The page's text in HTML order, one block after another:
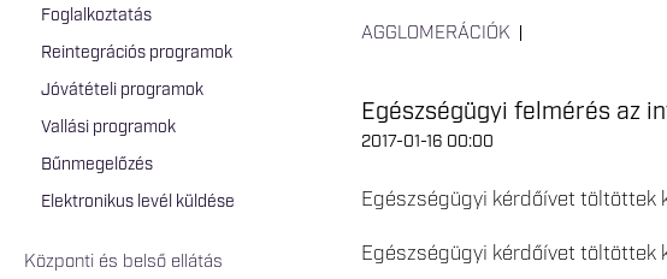
Foglalkoztatás
Reintegrációs programok
Jóvátételi programok
Vallási programok
Bűnmegelőzés
Elektronikus levél küldése
Központi és belső ellátás
AGGLOMERÁCIÓK
Egészségügyi felmérés az
2017-01-16 00:00
Egészségügyi kérdőívet töltöttek
Egészségügyi kérdőívet töltöttek